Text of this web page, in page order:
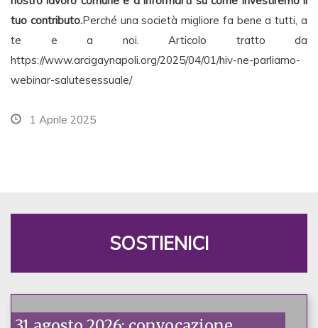
tuo contributo.Perché una società migliore fa bene a tutti, a
te e a noi. Articolo tratto da
https://www.arcigaynapoli.org/2025/04/01/hiv-ne-parliamo-
webinar-salutesessuale/
1 Aprile 2025
SOSTIENICI